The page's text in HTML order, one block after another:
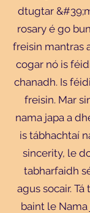
dtugtar
rosary é go
freisin mantras
cogar nó is
chanadh. Is
freisin. Mar
nama japa a
is tábhachtaí
sincerity, le
tabharfaidh
agus socair.
baint le Nama